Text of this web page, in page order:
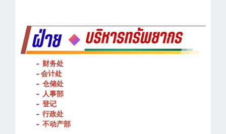
- 财务处
- 会计处
- 仓储处
- 人事部
- 登记
- 行政处